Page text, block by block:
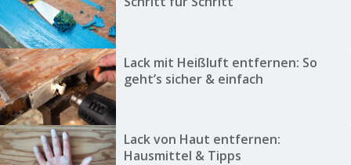
Lack mit Heißluft entfernen: So
geht’s sicher & einfach
Lack von Haut entfernen:
Hausmittel & Tipps